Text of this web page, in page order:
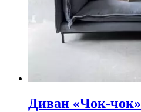
Диван «Чок-чок»